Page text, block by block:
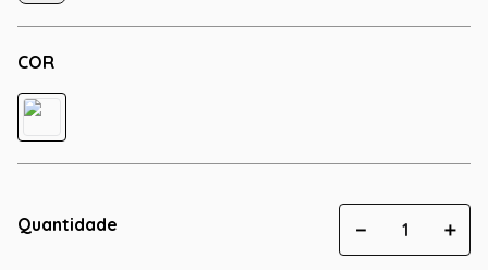
COR
Quantidade ＋
－